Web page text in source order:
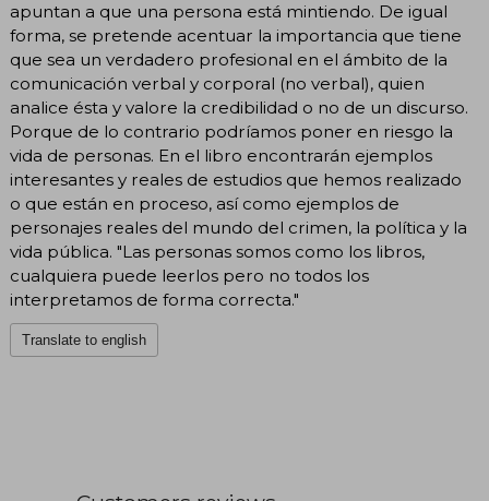
apuntan a que una persona está mintiendo. De igual
forma, se pretende acentuar la importancia que tiene
que sea un verdadero profesional en el ámbito de la
comunicación verbal y corporal (no verbal), quien
analice ésta y valore la credibilidad o no de un discurso.
Porque de lo contrario podríamos poner en riesgo la
vida de personas. En el libro encontrarán ejemplos
interesantes y reales de estudios que hemos realizado
o que están en proceso, así como ejemplos de
personajes reales del mundo del crimen, la política y la
vida pública. "Las personas somos como los libros,
cualquiera puede leerlos pero no todos los
interpretamos de forma correcta."
Translate to english